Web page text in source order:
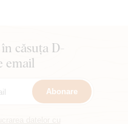
căsuța D-
email
Abonare